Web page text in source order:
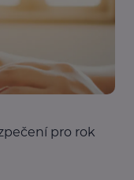
pro rok